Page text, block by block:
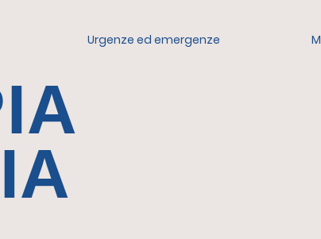
Urgenze ed emergenze